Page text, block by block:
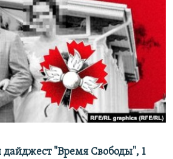
"Время Свободы", 1